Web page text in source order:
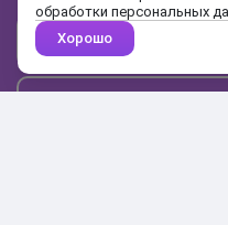
Почта
обработки персональных
Хорошо